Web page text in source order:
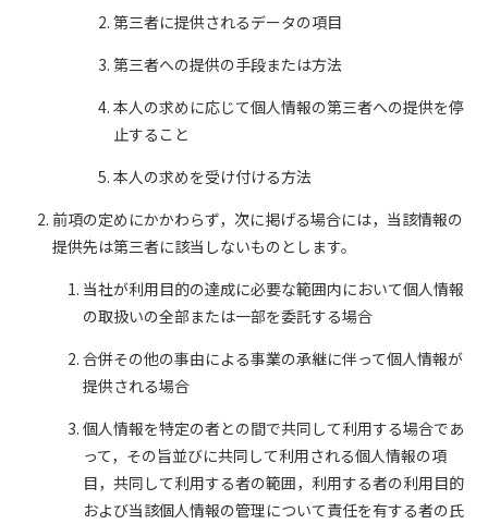
第三者に提供されるデータの項目
第三者への提供の手段または方法
本人の求めに応じて個人情報の第三者への提供を停
止すること
本人の求めを受け付ける方法
前項の定めにかかわらず，次に掲げる場合には，当該情報の
提供先は第三者に該当しないものとします。
当社が利用目的の達成に必要な範囲内において個人情報
の取扱いの全部または一部を委託する場合
合併その他の事由による事業の承継に伴って個人情報が
提供される場合
個人情報を特定の者との間で共同して利用する場合であ
って，その旨並びに共同して利用される個人情報の項
目，共同して利用する者の範囲，利用する者の利用目的
および当該個人情報の管理について責任を有する者の氏